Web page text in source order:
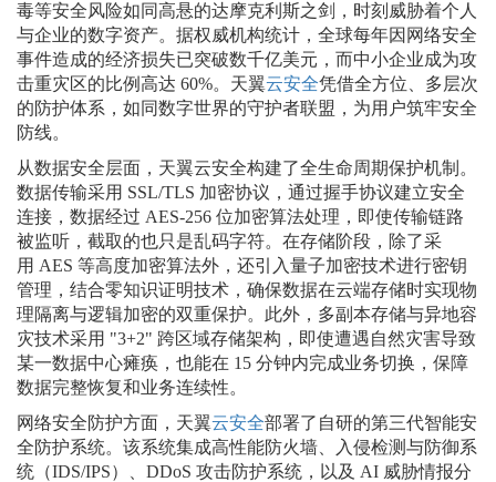
毒等安全风险如同高悬的达摩克利斯之剑，时刻威胁着个人
与企业的数字资产。据权威机构统计，全球每年因网络安全
事件造成的经济损失已突破数千亿美元，而中小企业成为攻
击重灾区的比例高达 60%。天翼云安全凭借全方位、多层次
的防护体系，如同数字世界的守护者联盟，为用户筑牢安全
防线。
从数据安全层面，天翼云安全构建了全生命周期保护机制。
数据传输采用 SSL/TLS 加密协议，通过握手协议建立安全
连接，数据经过 AES-256 位加密算法处理，即使传输链路
被监听，截取的也只是乱码字符。在存储阶段，除了采
用 AES 等高度加密算法外，还引入量子加密技术进行密钥
管理，结合零知识证明技术，确保数据在云端存储时实现物
理隔离与逻辑加密的双重保护。此外，多副本存储与异地容
灾技术采用 "3+2" 跨区域存储架构，即使遭遇自然灾害导致
某一数据中心瘫痪，也能在 15 分钟内完成业务切换，保障
数据完整恢复和业务连续性。
网络安全防护方面，天翼云安全部署了自研的第三代智能安
全防护系统。该系统集成高性能防火墙、入侵检测与防御系
统（IDS/IPS）、 DDoS 攻击防护系统，以及 AI 威胁情报分